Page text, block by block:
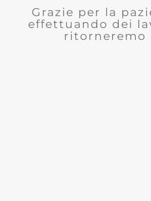
Grazie per la
effettuando dei
ritorneremo